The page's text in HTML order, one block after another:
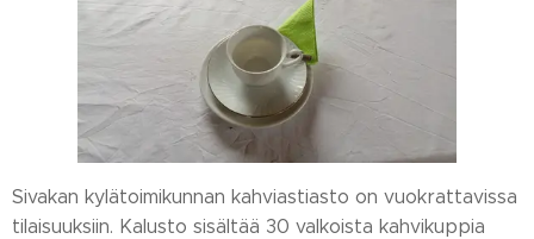
Sivakan kylätoimikunnan kahviastiasto on vuokrattavissa
tilaisuuksiin. Kalusto sisältää 30 valkoista kahvikuppia